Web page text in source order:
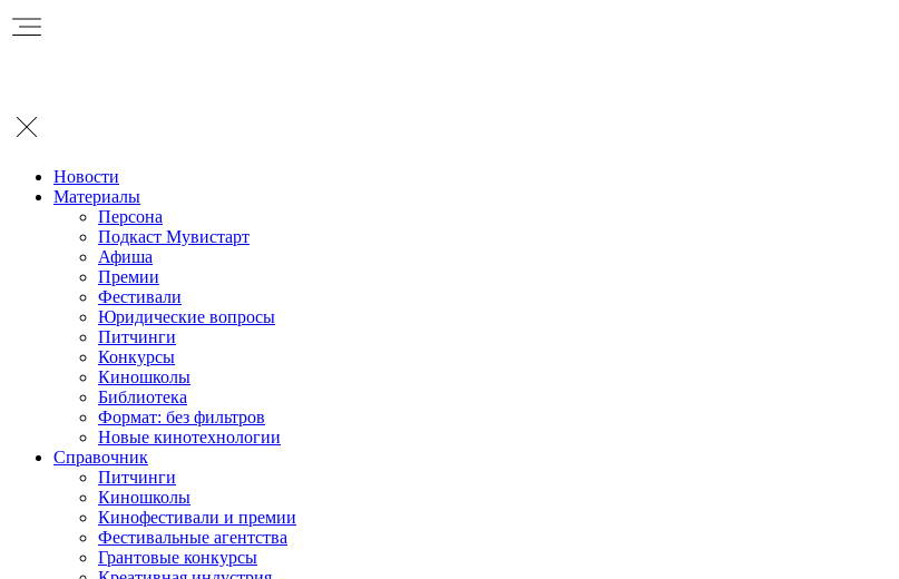
Новости
Материалы
Персона
Подкаст Мувистарт
Афиша
Премии
Фестивали
Юридические вопросы
Питчинги
Конкурсы
Киношколы
Библиотека
Формат: без фильтров
Новые кинотехнологии
Справочник
Питчинги
Киношколы
Кинофестивали и премии
Фестивальные агентства
Грантовые конкурсы